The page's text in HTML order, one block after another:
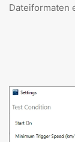
Dateiformaten